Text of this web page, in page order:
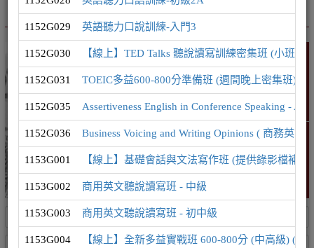
推廣課程 英語系列
英語
精選課程
1152G029 英語聽力口說訓練-入門3
1152G030 【線上】TED Talks 聽說讀寫訓練密集班 (小班制
1152G031 TOEIC多益600-800分準備班 (週間晚上密集班)
1152G035 Assertiveness English in Conference Speaking -
1152G036 Business Voicing and Writing Opinions ( 商務英語
1153G001 【線上】基礎會話與文法寫作班 (提供錄影檔補課
1153G002 商用英文聽說讀寫班 - 中級
1153G003 商用英文聽說讀寫班 - 初中級
1153G004 【線上】全新多益實戰班 600-800分 (中高級) (提